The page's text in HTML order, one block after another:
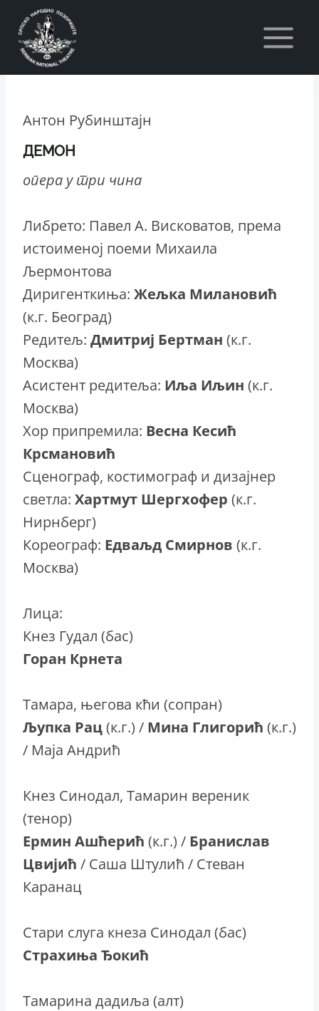
content
Антон Рубинштајн
ДЕМОН
опера у три чина
Либрето: Павел А. Висковатов, према
истоименој поеми Михаила
Љермонтова
Диригенткиња: Жељка Милановић
(к.г. Београд)
Редитељ: Дмитриј Бертман (к.г.
Москва)
Асистент редитеља: Иља Иљин (к.г.
Москва)
Хор припремила: Весна Кесић
Крсмановић
Сценограф, костимограф и дизајнер
светла: Хартмут Шергхофер (к.г.
Нирнберг)
Кореограф: Едваљд Смирнов (к.г.
Москва)
Лица:
Кнез Гудал (бас)
Горан Крнета
Тамара, његова кћи (сопран)
Љупка Рац(к.г.) / Мина Глигорић (к.г.)
/ Маја Андрић
Кнез Синодал, Тамарин вереник
(тенор)
Ермин Ашћерић (к.г.) / Бранислав
Цвијић / Саша Штулић / Стеван
Каранац
Стари слуга кнеза Синодал (бас)
Страхиња Ђокић
Тамарина дадиља (алт)